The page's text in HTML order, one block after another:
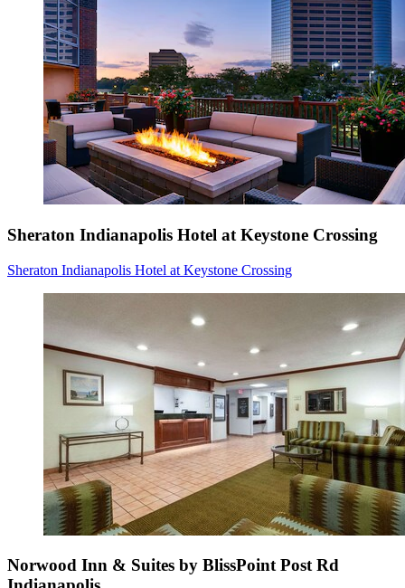
Sheraton Indianapolis Hotel at Keystone Crossing
Sheraton Indianapolis Hotel at Keystone Crossing
Norwood Inn & Suites by BlissPoint Post Rd